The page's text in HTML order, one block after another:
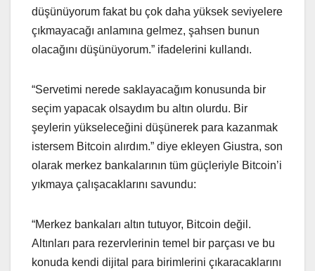
düşünüyorum fakat bu çok daha yüksek seviyelere
çıkmayacağı anlamına gelmez, şahsen bunun
olacağını düşünüyorum.” ifadelerini kullandı.
“Servetimi nerede saklayacağım konusunda bir
seçim yapacak olsaydım bu altın olurdu. Bir
şeylerin yükseleceğini düşünerek para kazanmak
istersem Bitcoin alırdım.” diye ekleyen Giustra, son
olarak merkez bankalarının tüm güçleriyle Bitcoin’i
yıkmaya çalışacaklarını savundu:
“Merkez bankaları altın tutuyor, Bitcoin değil.
Altınları para rezervlerinin temel bir parçası ve bu
konuda kendi dijital para birimlerini çıkaracaklarını